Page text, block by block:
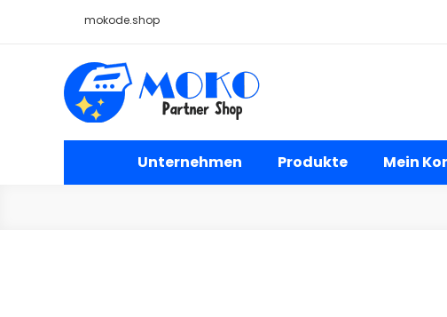
mokode.shop
Moko Bügelbilder
Unternehmen Produkte Mein